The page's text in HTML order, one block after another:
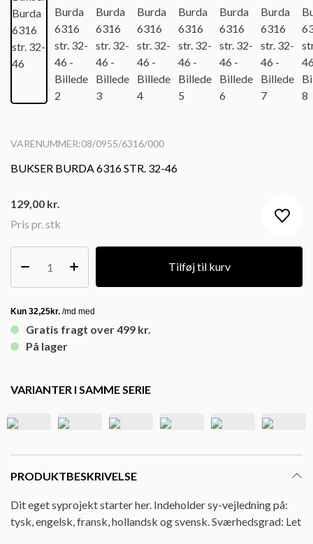
VARENUMMER:08/0955/6316/000
BUKSER BURDA 6316 STR. 32-46
Pris pr. stk
129,00 kr.
Tilføj til kurv
Gratis fragt over 499 kr.
På lager
VARIANTER I SAMME SERIE
PRODUKTBESKRIVELSE
Dit eget syprojekt starter her. Indeholder sy-vejledning på:
tysk, engelsk, fransk, hollandsk og svensk. Sværhedsgrad: Let